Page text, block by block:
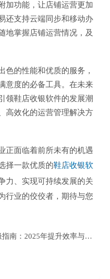
加功能，让店铺运营更加
还支持云端同步和移动办
地掌握店铺运营情况，及
色的性能和优质的服务，
意度的必备工具。在未来
领鞋店收银软件的发展潮
高效化的运营管理解决方
正面临着前所未有的机遇
择一款优质的鞋店收银软
力、实现可持续发展的关
行业的佼佼者，期待与您
南：2025年提升效率与顾客满